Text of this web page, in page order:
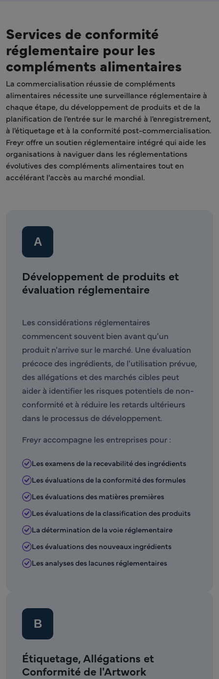
Services de conformité
réglementaire pour les
compléments alimentaires
La commercialisation réussie de compléments
alimentaires nécessite une surveillance réglementaire à
chaque étape, du développement de produits et de la
planification de l'entrée sur le marché à l'enregistrement,
à l'étiquetage et à la conformité post-commercialisation.
Freyr offre un soutien réglementaire intégré qui aide les
organisations à naviguer dans les réglementations
évolutives des compléments alimentaires tout en
accélérant l'accès au marché mondial.
A
Développement de produits et
évaluation réglementaire
Les considérations réglementaires
commencent souvent bien avant qu'un
produit n'arrive sur le marché. Une évaluation
précoce des ingrédients, de l'utilisation prévue,
des allégations et des marchés cibles peut
aider à identifier les risques potentiels de non-
conformité et à réduire les retards ultérieurs
dans le processus de développement.
Freyr accompagne les entreprises pour :
Les examens de la recevabilité des ingrédients
Les évaluations de la conformité des formules
Les évaluations des matières premières
Les évaluations de la classification des produits
La détermination de la voie réglementaire
Les évaluations des nouveaux ingrédients
Les analyses des lacunes réglementaires
B
Étiquetage, Allégations et
Conformité de l'Artwork